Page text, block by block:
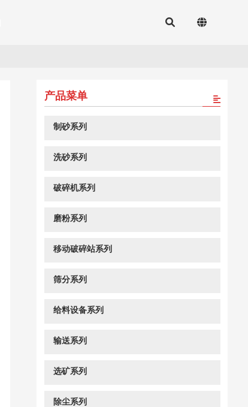
产品菜单
制砂系列
洗砂系列
破碎机系列
磨粉系列
移动破碎站系列
筛分系列
给料设备系列
输送系列
选矿系列
除尘系列